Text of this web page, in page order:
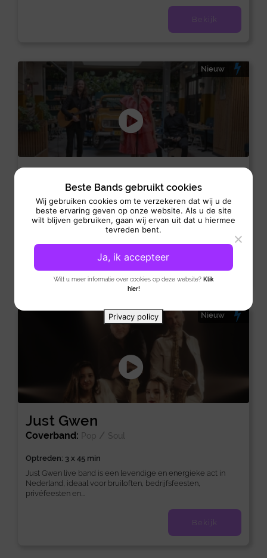
Bekijk
Nieuw
Duo/trio: Allround/Pop/Soul
Optreden: 3 x 45 min
Soul Tree is een energiek muzikaal trio dat sfeer en klasse
Just Gwen
Nieuw
Coverband: Pop / Soul
Optreden: 3 x 45 min
Just Gwen live band is een levendige en energieke act in
Nederland, ideaal voor bruiloften, bedrijfsfeesten,
privéfeesten en...
Bekijk
Beste Bands gebruikt cookies
Wij gebruiken cookies om te verzekeren dat wij u de
beste ervaring geven op onze website. Als u de site
wilt blijven gebruiken, gaan wij ervan uit dat u hiermee
tevreden bent.
Wilt u meer informatie over cookies op deze website? Klik
hier!
Ja, ik accepteer
Privacy policy